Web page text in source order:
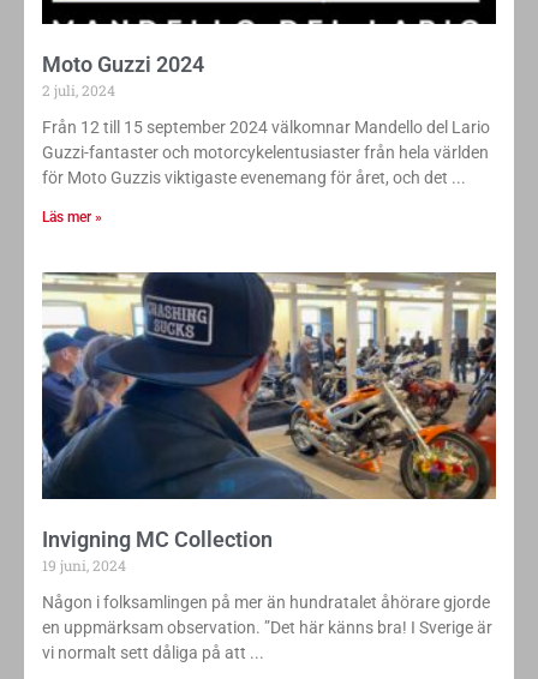
Moto Guzzi 2024
2 juli, 2024
Från 12 till 15 september 2024 välkomnar Mandello del Lario
Guzzi-fantaster och motorcykelentusiaster från hela världen
för Moto Guzzis viktigaste evenemang för året, och det
Läs mer »
Invigning MC Collection
19 juni, 2024
Någon i folksamlingen på mer än hundratalet åhörare gjorde
en uppmärksam observation. ”Det här känns bra! I Sverige är
vi normalt sett dåliga på att